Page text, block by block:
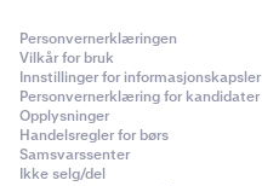
Personvernerklæringen
Vilkår for bruk
Innstillinger for informasjonskapsler
Personvernerklæring for kandidater
Opplysninger
Handelsregler for børs
Samsvarssenter
Ikke selg/del